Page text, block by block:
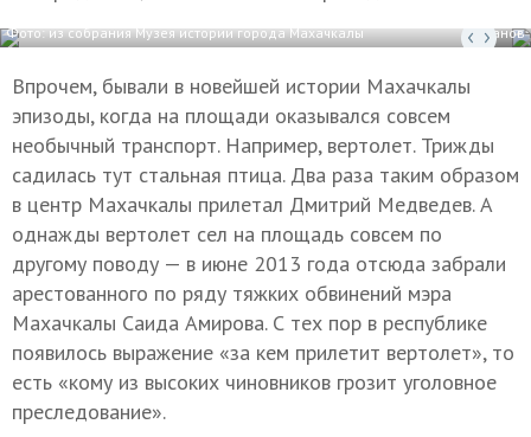
Фото: из собрания Музея истории города МахачкалыФото: Айдемир Даганов
Впрочем, бывали в новейшей истории Махачкалы
эпизоды, когда на площади оказывался совсем
необычный транспорт. Например, вертолет. Трижды
садилась тут стальная птица. Два раза таким образом
в центр Махачкалы прилетал Дмитрий Медведев. А
однажды вертолет сел на площадь совсем по
другому поводу — в июне 2013 года отсюда забрали
арестованного по ряду тяжких обвинений мэра
Махачкалы Саида Амирова. С тех пор в республике
появилось выражение «за кем прилетит вертолет», то
есть «кому из высоких чиновников грозит уголовное
преследование».